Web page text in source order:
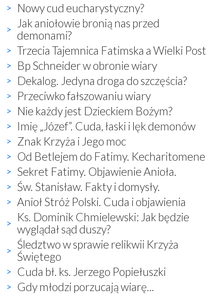
Nowy cud eucharystyczny?
Jak aniołowie bronią nas przed
demonami?
Trzecia Tajemnica Fatimska a Wielki Post
Bp Schneider w obronie wiary
Dekalog. Jedyna droga do szczęścia?
Przeciwko fałszowaniu wiary
Nie każdy jest Dzieckiem Bożym?
Imię „Józef”. Cuda, łaski i lęk demonów
Znak Krzyża i Jego moc
Od Betlejem do Fatimy. Kecharitomene
Sekret Fatimy. Objawienie Anioła.
Św. Stanisław. Fakty i domysły.
Anioł Stróż Polski. Cuda i objawienia
Ks. Dominik Chmielewski: Jak będzie
wyglądał sąd duszy?
Śledztwo w sprawie relikwii Krzyża
Świętego
Cuda bł. ks. Jerzego Popiełuszki
Gdy młodzi porzucają wiarę...